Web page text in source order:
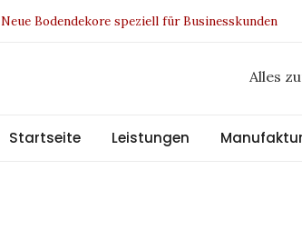
Neue Bodendekore speziell für Businesskunden
SKYLINE DUETTE-Wabenplissee Kollektion
BW und IP sind jetzt klimaneutral
Alles
Startseite Leistungen Manufaktur